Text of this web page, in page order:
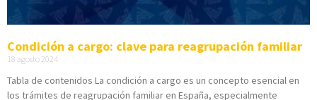
Condición a cargo: clave para reagrupación familiar
18 agosto 2024
Tabla de contenidos La condición a cargo es un concepto esencial en
los trámites de reagrupación familiar en España, especialmente